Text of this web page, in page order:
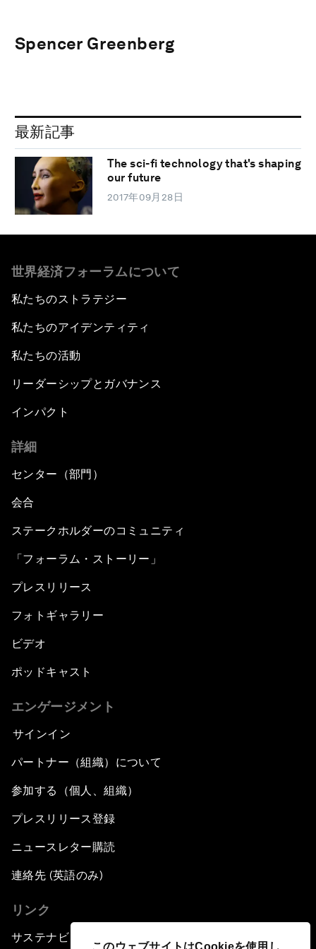
このウェブサイトはCookieを使用し
Spencer Greenberg
最新記事
The sci-fi technology that's shaping
our future
2017年09月28日
世界経済フォーラムについて
私たちのストラテジー
私たちのアイデンティティ
私たちの活動
リーダーシップとガバナンス
インパクト
詳細
センター（部門）
会合
ステークホルダーのコミュニティ
「フォーラム・ストーリー」
プレスリリース
フォトギャラリー
ビデオ
ポッドキャスト
エンゲージメント
サインイン
パートナー（組織）について
参加する（個人、組織）
プレスリリース登録
ニュースレター購読
連絡先 (英語のみ)
リンク
サステナビリティへの取り組み